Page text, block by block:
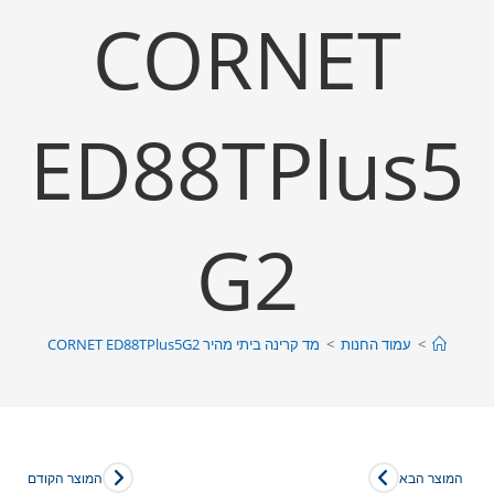
CORNET
ED88TPlus5
G2
> עמוד החנות > מד קרינה ביתי מהיר CORNET ED88TPlus5G2
המוצר הקודם המוצר הבא